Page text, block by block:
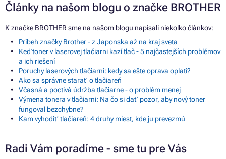
Články na našom blogu o značke BROTHER
K značke BROTHER sme na našom blogu napísali niekoľko článkov:
Príbeh značky Brother - z Japonska až na kraj sveta
Keď toner v laserovej tlačiarni kazí tlač - 5 najčastejších problémov
a ich riešení
Poruchy laserových tlačiarní: kedy sa ešte oprava oplatí?
Ako sa správne starať o tlačiareň
Včasná a poctivá údržba tlačiarne - o problém menej
Výmena tonera v tlačiarni: Na čo si dať pozor, aby nový toner
fungoval bezchybne?
Kam vyhodiť tlačiareň: 4 druhy miest, kde ju prevezmú
Radi Vám poradíme - sme tu pre Vás